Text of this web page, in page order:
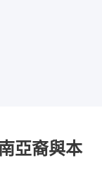
亞裔與本